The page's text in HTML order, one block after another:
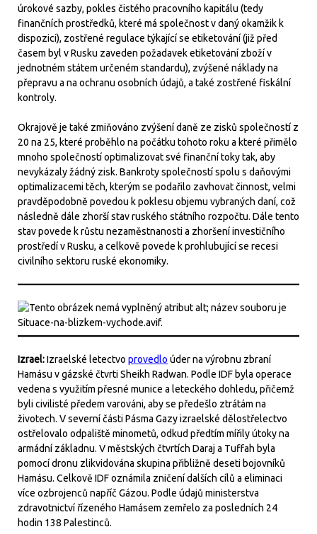
úrokové sazby, pokles čistého pracovního kapitálu (tedy
finančních prostředků, které má společnost v daný okamžik k
dispozici), zostřené regulace týkající se etiketování (již před
časem byl v Rusku zaveden požadavek etiketování zboží v
jednotném státem určeném standardu), zvýšené náklady na
přepravu a na ochranu osobních údajů, a také zostřené fiskální
kontroly.
Okrajově je také zmiňováno zvýšení daně ze zisků společností z
20 na 25, které proběhlo na počátku tohoto roku a které přimělo
mnoho společností optimalizovat své finanční toky tak, aby
nevykázaly žádný zisk. Bankroty společností spolu s daňovými
optimalizacemi těch, kterým se podařilo zavhovat činnost, velmi
pravděpodobně povedou k poklesu objemu vybraných daní, což
následně dále zhorší stav ruského státního rozpočtu. Dále tento
stav povede k růstu nezaměstnanosti a zhoršení investičního
prostředí v Rusku, a celkově povede k prohlubující se recesi
civilního sektoru ruské ekonomiky.
Izrael:Izraelské letectvo provedlo úder na výrobnu zbraní
Hamásu v gázské čtvrti Sheikh Radwan. Podle IDF byla operace
vedena s využitím přesné munice a leteckého dohledu, přičemž
byli civilisté předem varováni, aby se předešlo ztrátám na
životech. V severní části Pásma Gazy izraelské dělostřelectvo
ostřelovalo odpaliště minometů, odkud předtím mířily útoky na
armádní základnu. V městských čtvrtích Daraj a Tuffah byla
pomocí dronu zlikvidována skupina přibližně deseti bojovníků
Hamásu. Celkově IDF oznámila zničení dalších cílů a eliminaci
více ozbrojenců napříč Gázou. Podle údajů ministerstva
zdravotnictví řízeného Hamásem zemřelo za posledních 24
hodin 138 Palestinců.